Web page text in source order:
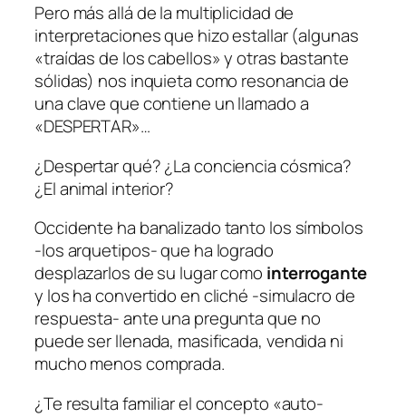
Pero más allá de la multiplicidad de
interpretaciones que hizo estallar (algunas
«traídas de los cabellos» y otras bastante
sólidas) nos inquieta como resonancia de
una clave que contiene un llamado a
«DESPERTAR»…
¿Despertar qué? ¿La conciencia cósmica?
¿El animal interior?
Occidente ha banalizado tanto los símbolos
-los arquetipos- que ha logrado
desplazarlos de su lugar como interrogante
y los ha convertido en cliché -simulacro de
respuesta- ante una pregunta que no
puede ser llenada, masificada, vendida ni
mucho menos comprada.
¿Te resulta familiar el concepto «auto-